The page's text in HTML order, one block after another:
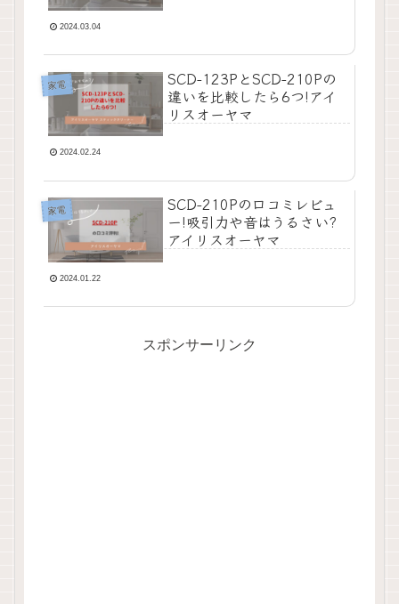
2024.03.04
家電
SCD-123PとSCD-210Pの
違いを比較したら6つ!アイ
リスオーヤマ
2024.02.24
家電
SCD-210Pの口コミレビュ
ー!吸引力や音はうるさい?
アイリスオーヤマ
2024.01.22
スポンサーリンク